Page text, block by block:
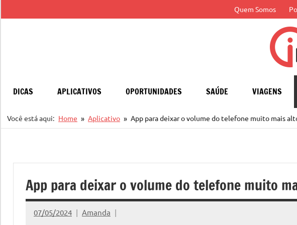
para
Quem Somos
DICAS APLICATIVOS OPORTUNIDADES SAÚDE VIAGENS
Você está aqui: Home Aplicativo App para deixar o volume do telefone muito mais
App para deixar o volume do telefone muito
07/05/2024 Amanda